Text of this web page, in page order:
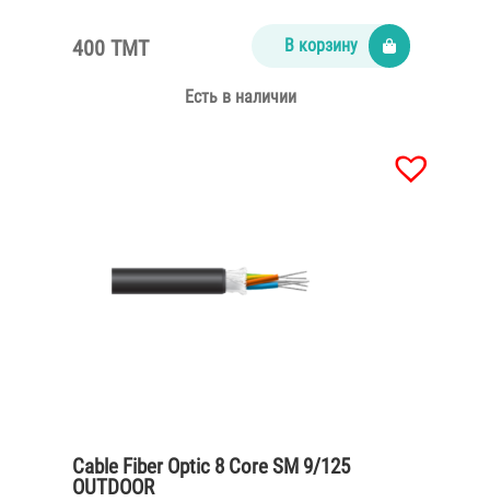
400 TMT В корзину
Есть в наличии
Cable Fiber Optic 8 Core SM 9/125
OUTDOOR